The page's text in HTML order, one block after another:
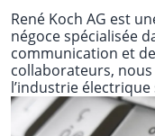
René Koch AG est
négoce spécialisée
communication et
collaborateurs,
l’industrie électrique